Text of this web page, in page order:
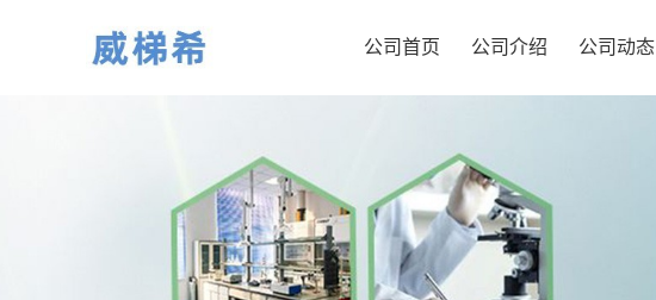
公司首页 公司介绍 公司动态